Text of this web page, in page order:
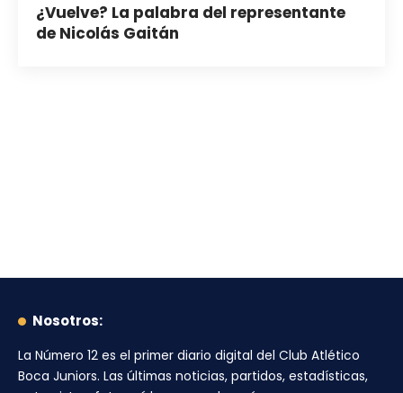
¿Vuelve? La palabra del representante
de Nicolás Gaitán
Nosotros:
La Número 12 es el primer diario digital del Club Atlético
Boca Juniors. Las últimas noticias, partidos, estadísticas,